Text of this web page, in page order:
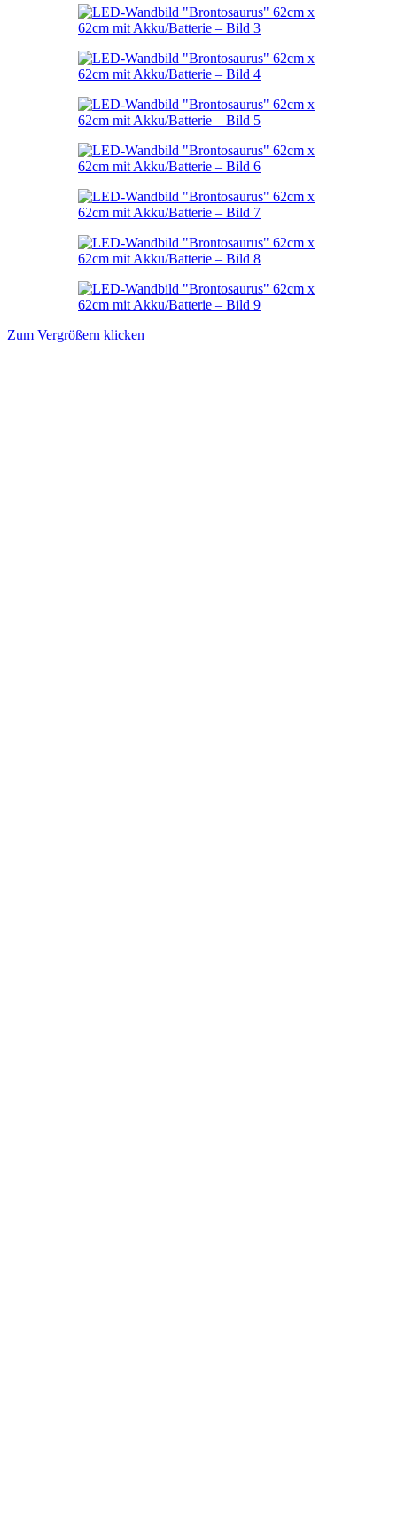
Zum Vergrößern klicken